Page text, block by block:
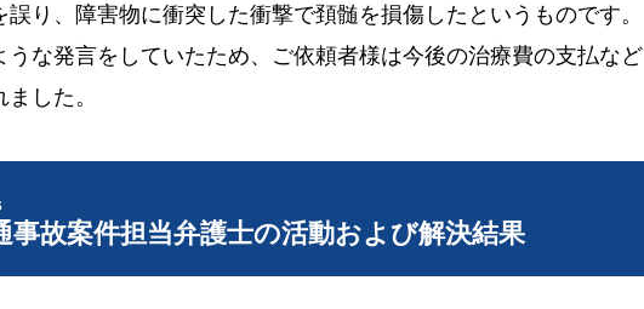
り、障害物に衝突した衝撃で頚髄を損傷したというものです。
な発言をしていたため、ご依頼者様は今後の治療費の支払など
した。
事故案件担当弁護士の活動および解決結果